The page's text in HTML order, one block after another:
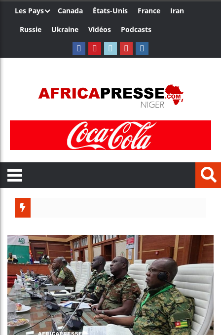
Les Pays Canada États-Unis France
Iran
Russie
Ukraine Vidéos Podcasts
Côte
Tunisie
Ceuta :